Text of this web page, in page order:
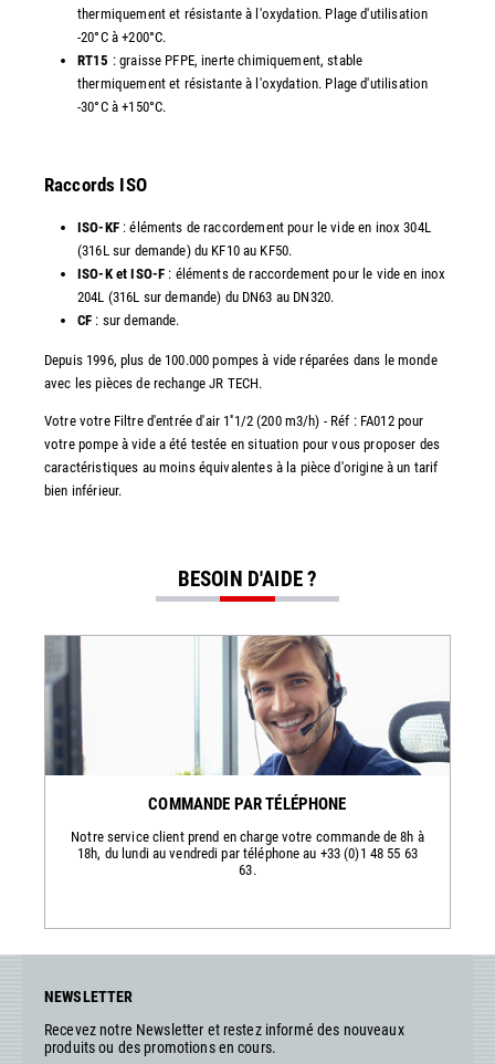
thermiquement et résistante à l'oxydation. Plage d'utilisation
-20°C à +200°C.
RT15 : graisse PFPE, inerte chimiquement, stable
thermiquement et résistante à l'oxydation. Plage d'utilisation
-30°C à +150°C.
Raccords ISO
ISO-KF: éléments de raccordement pour le vide en inox 304L
(316L sur demande) du KF10 au KF50.
ISO-K et ISO-F : éléments de raccordement pour le vide en inox
204L (316L sur demande) du DN63 au DN320.
CF : sur demande.
Depuis 1996, plus de 100.000 pompes à vide réparées dans le monde
avec les pièces de rechange JR TECH.
Votre votre Filtre d'entrée d'air 1''1/2 (200 m3/h) - Réf : FA012 pour
votre pompe à vide a été testée en situation pour vous proposer des
caractéristiques au moins équivalentes à la pièce d'origine à un tarif
bien inférieur.
BESOIN D'AIDE ?
COMMANDE PAR TÉLÉPHONE
Notre service client prend en charge votre commande de 8h à
18h, du lundi au vendredi par téléphone au +33 (0)1 48 55 63
63.
NEWSLETTER
Recevez notre Newsletter et restez informé des nouveaux
produits ou des promotions en cours.